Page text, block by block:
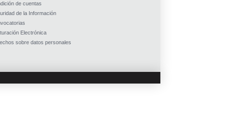
de cuentas
de la Información
Electrónica
sobre datos personales